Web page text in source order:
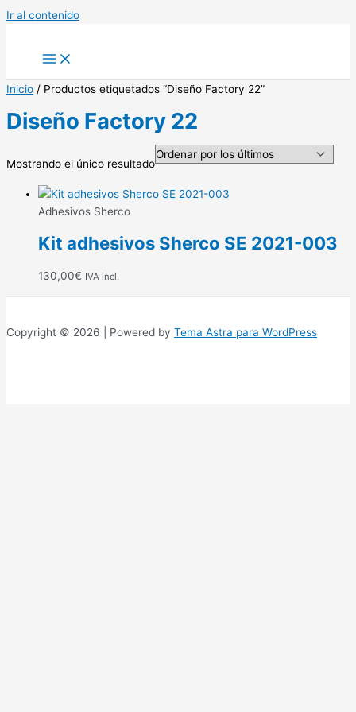
Ir al contenido
Inicio / Productos etiquetados “Diseño Factory 22”
Diseño Factory 22
Mostrando el único resultado
Adhesivos Sherco
Kit adhesivos Sherco SE 2021-003
130,00€ IVA incl.
Copyright © 2026 | Powered by Tema Astra para WordPress